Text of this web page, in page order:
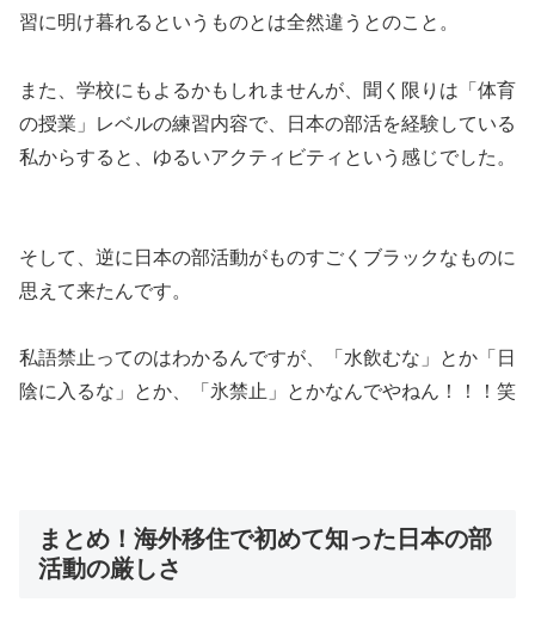
習に明け暮れるというものとは全然違う とのこと。
また、学校にもよるかもしれませんが、
聞く限りは「体育
の授業」レベルの練習内容で、日本の部活を経験している
私からすると、ゆるいアクティビティという感じでした。
そして、 逆に日本の部活動がものすごくブラックなものに
思えて来た んです。
私語禁止ってのはわかるんですが、「水飲むな」とか「日
陰に入るな」とか、「氷禁止」とかなんでやねん！！！笑
まとめ！海外移住で初めて知った日本の部
活動の厳しさ